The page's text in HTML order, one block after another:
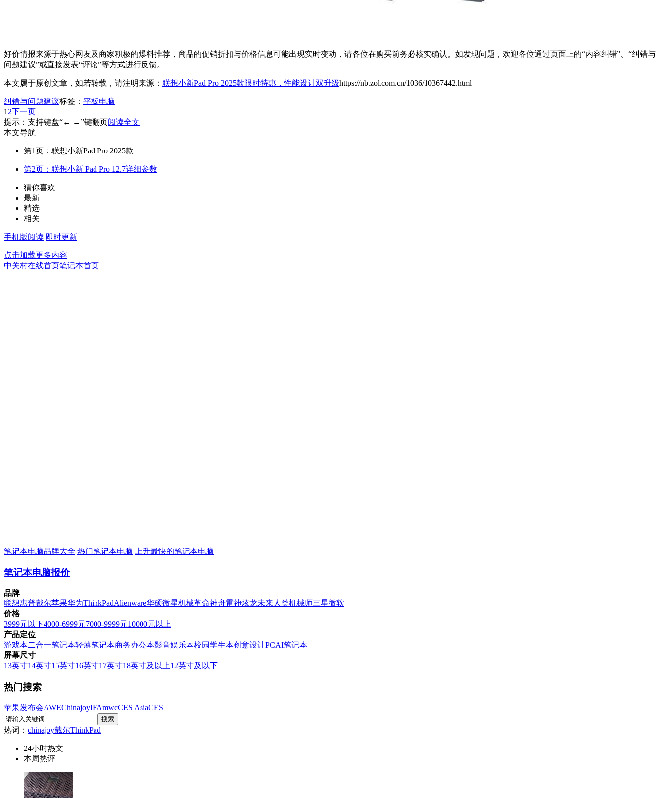
好价情报来源于热心网友及商家积极的爆料推荐，商品的促销折扣与价格信息可能出现实时变动，请各位在购买前务必核实确认。如发现问题，欢迎各位通过页面上的“内容纠错”、“纠错与
问题建议”或直接发表“评论”等方式进行反馈。
本文属于原创文章，如若转载，请注明来源： 联想小新Pad Pro 2025款限时特惠，性能设计双升级https://nb.zol.com.cn/1036/10367442.html
纠错与问题建议标签： 平板电脑
1 2下一页
提示：支持键盘“← →”键翻页阅读全文
本文导航
第1页：联想小新Pad Pro 2025款
第2页：联想小新 Pad Pro 12.7详细参数
猜你喜欢
最新
精选
相关
手机版阅读 即时更新
点击加载更多内容
中关村在线首页笔记本首页
笔记本电脑品牌大全 热门笔记本电脑 上升最快的笔记本电脑
笔记本电脑报价
品牌
联想惠普戴尔苹果华为ThinkPadAlienware华硕微星机械革命神舟雷神炫龙未来人类机械师三星微软
价格
3999元以下4000-6999元7000-9999元10000元以上
产品定位
游戏本二合一笔记本轻薄笔记本商务办公本影音娱乐本校园学生本创意设计PCAI笔记本
屏幕尺寸
13英寸14英寸15英寸16英寸17英寸18英寸及以上12英寸及以下
热门搜索
苹果发布会AWEChinajoyIFAmwcCES AsiaCES
热词： chinajoy戴尔ThinkPad
24小时热文
本周热评